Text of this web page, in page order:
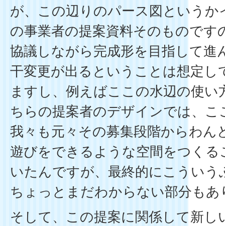
が、この辺りのパース図という
の事業者の提案資料そのものです
協議しながら完成形を目指して進
干変更が出るということは想定
ますし、例えばここの水辺の使
ちらの提案者のデザインでは、
我々も元々その募集段階からわん
遊びをできるような空間をつく
いたんですが、最終的にこうい
ちょっとまだわからない部分もあ
そして、この提案に関係して新